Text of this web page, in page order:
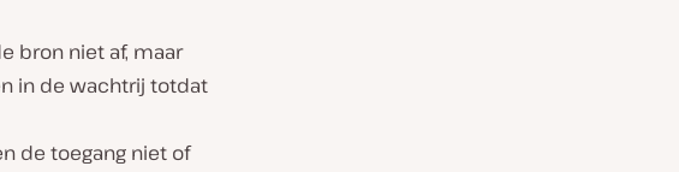
bron niet af, maar
in de wachtrij totdat
de toegang niet of